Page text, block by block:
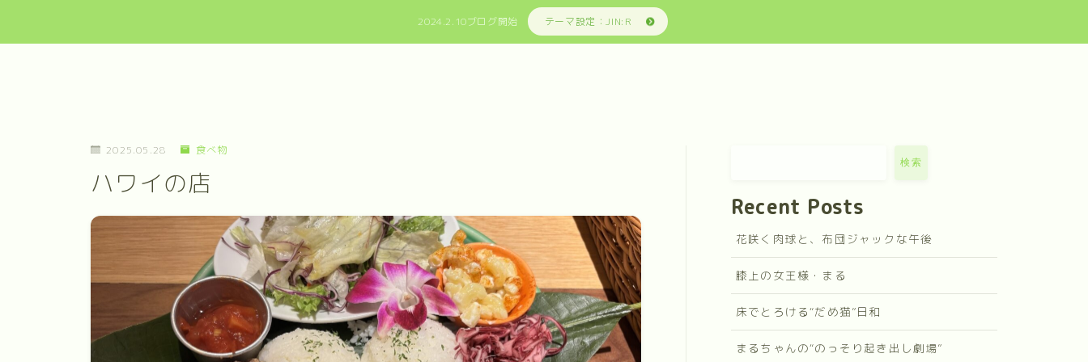
2024.2.10ブログ開始 テーマ設定：JIN:R
2025.05.28 食べ物
ハワイの店
検索
Recent Posts
花咲く肉球と、布団ジャックな午後
膝上の女王様・まる
床でとろける“だめ猫”日和
まるちゃんの“のっそり起き出し劇場”